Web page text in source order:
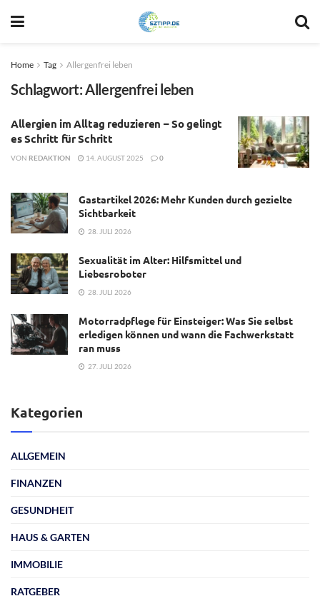
Home Tag Allergenfrei leben
Schlagwort:Allergenfrei leben
Allergien im Alltag reduzieren – So gelingt
es Schritt für Schritt
VON REDAKTION 14. AUGUST 2025 0
Gastartikel 2026: Mehr Kunden durch gezielte
Sichtbarkeit
28. JULI 2026
Sexualität im Alter: Hilfsmittel und
Liebesroboter
28. JULI 2026
Motorradpflege für Einsteiger: Was Sie selbst
erledigen können und wann die Fachwerkstatt
ran muss
27. JULI 2026
Kategorien
ALLGEMEIN
FINANZEN
GESUNDHEIT
HAUS & GARTEN
IMMOBILIE
RATGEBER